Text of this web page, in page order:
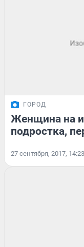
ГОРОД
Женщина на
подростка,
27 сентября, 2017, 14:23